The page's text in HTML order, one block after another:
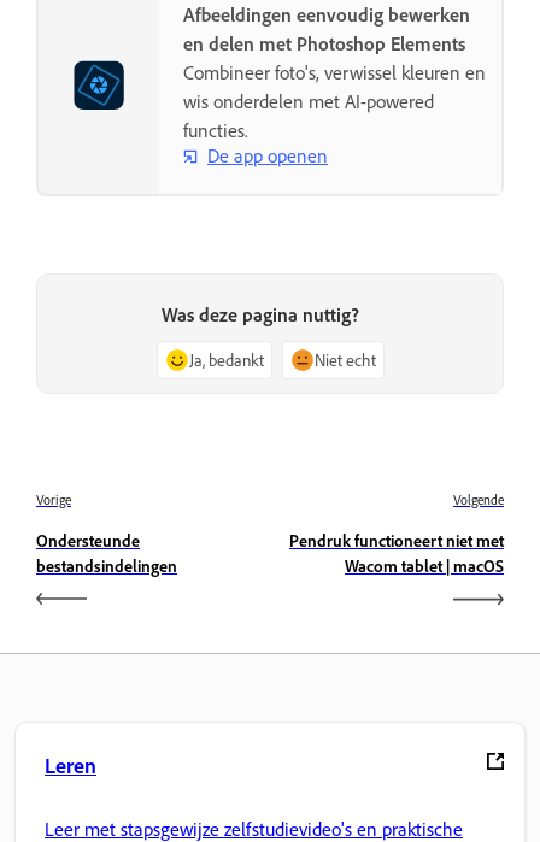
Afbeeldingen eenvoudig bewerken
en delen met Photoshop Elements
Combineer foto's, verwissel kleuren en
wis onderdelen met AI-powered
functies.
De app openen
Was deze pagina nuttig?
Ja, bedankt Niet echt
Vorige
Ondersteunde
bestandsindelingen
Volgende
Pendruk functioneert niet met
Wacom tablet | macOS
Leren
Leer met stapsgewijze zelfstudievideo's en praktische